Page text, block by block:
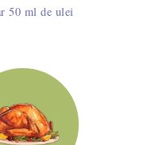
50 ml de ulei